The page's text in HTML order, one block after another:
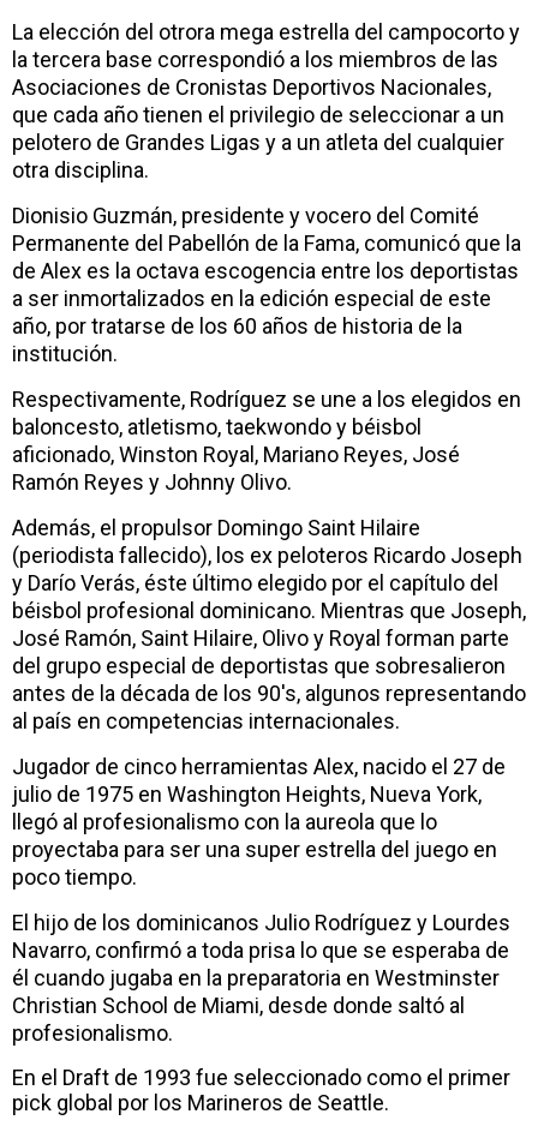
La elección del otrora mega estrella del campocorto y
la tercera base correspondió a los miembros de las
Asociaciones de Cronistas Deportivos Nacionales,
que cada año tienen el privilegio de seleccionar a un
pelotero de Grandes Ligas y a un atleta del cualquier
otra disciplina.
Dionisio Guzmán, presidente y vocero del Comité
Permanente del Pabellón de la Fama, comunicó que la
de Alex es la octava escogencia entre los deportistas
a ser inmortalizados en la edición especial de este
año, por tratarse de los 60 años de historia de la
institución.
Respectivamente, Rodríguez se une a los elegidos en
baloncesto, atletismo, taekwondo y béisbol
aficionado, Winston Royal, Mariano Reyes, José
Ramón Reyes y Johnny Olivo.
Además, el propulsor Domingo Saint Hilaire
(periodista fallecido), los ex peloteros Ricardo Joseph
y Darío Verás, éste último elegido por el capítulo del
béisbol profesional dominicano. Mientras que Joseph,
José Ramón, Saint Hilaire, Olivo y Royal forman parte
del grupo especial de deportistas que sobresalieron
antes de la década de los 90's, algunos representando
al país en competencias internacionales.
Jugador de cinco herramientas Alex, nacido el 27 de
julio de 1975 en Washington Heights, Nueva York,
llegó al profesionalismo con la aureola que lo
proyectaba para ser una super estrella del juego en
poco tiempo.
El hijo de los dominicanos Julio Rodríguez y Lourdes
Navarro, confirmó a toda prisa lo que se esperaba de
él cuando jugaba en la preparatoria en Westminster
Christian School de Miami, desde donde saltó al
profesionalismo.
En el Draft de 1993 fue seleccionado como el primer
pick global por los Marineros de Seattle.